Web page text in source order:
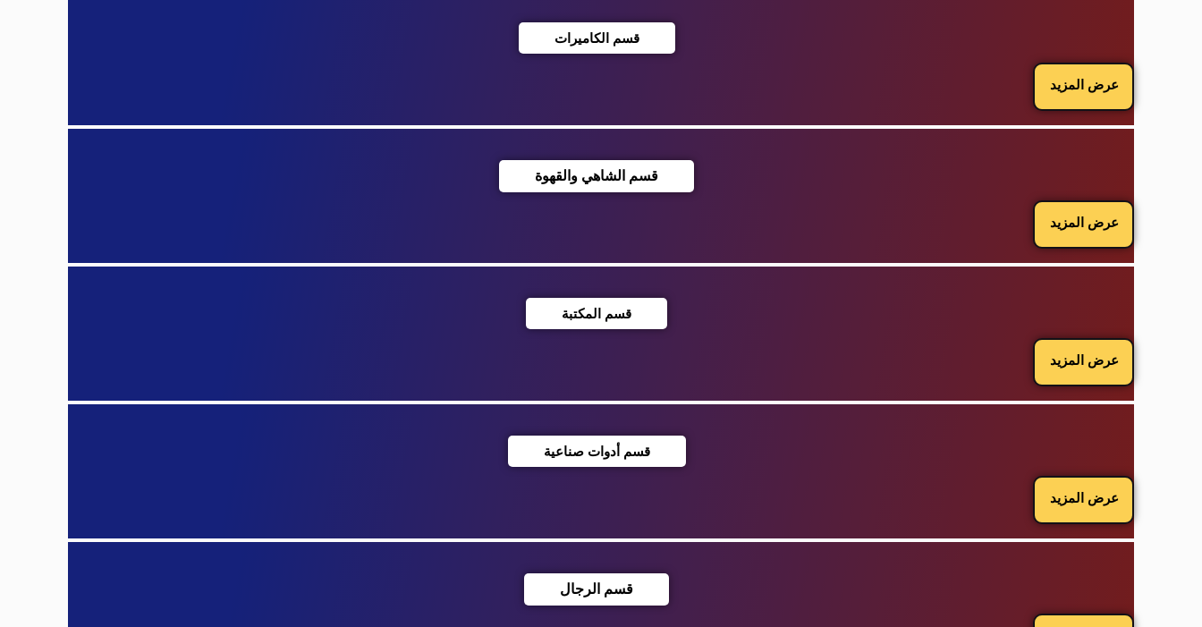
قسم الكاميرات
عرض المزيد
قسم الشاهي والقهوة
عرض المزيد
قسم المكتبة
عرض المزيد
قسم أدوات صناعية
عرض المزيد
قسم الرجال